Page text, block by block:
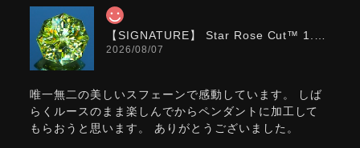
2026/08/07
唯一無二の美しいスフェーンで感動しています。 しば
らくルースのまま楽しんでからペンダントに加工して
もらおうと思います。 ありがとうございました。